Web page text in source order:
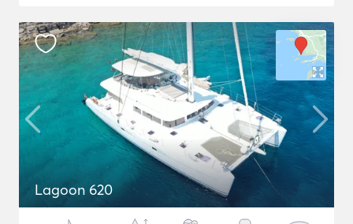
Lagoon 620